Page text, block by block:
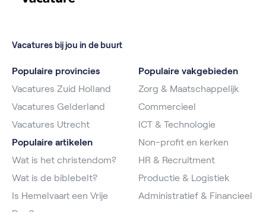
Vacatures bij jou in de buurt
Populaire provincies
Vacatures Zuid Holland
Vacatures Gelderland
Vacatures Utrecht
Populaire artikelen
Wat is het christendom?
Wat is de biblebelt?
Is Hemelvaart een Vrije
Populaire vakgebieden
Zorg & Maatschappelijk
Commercieel
ICT & Technologie
Non-profit en kerken
HR & Recruitment
Productie & Logistiek
Administratief & Financieel